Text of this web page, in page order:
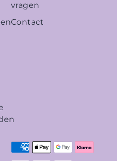
vragen
Contact